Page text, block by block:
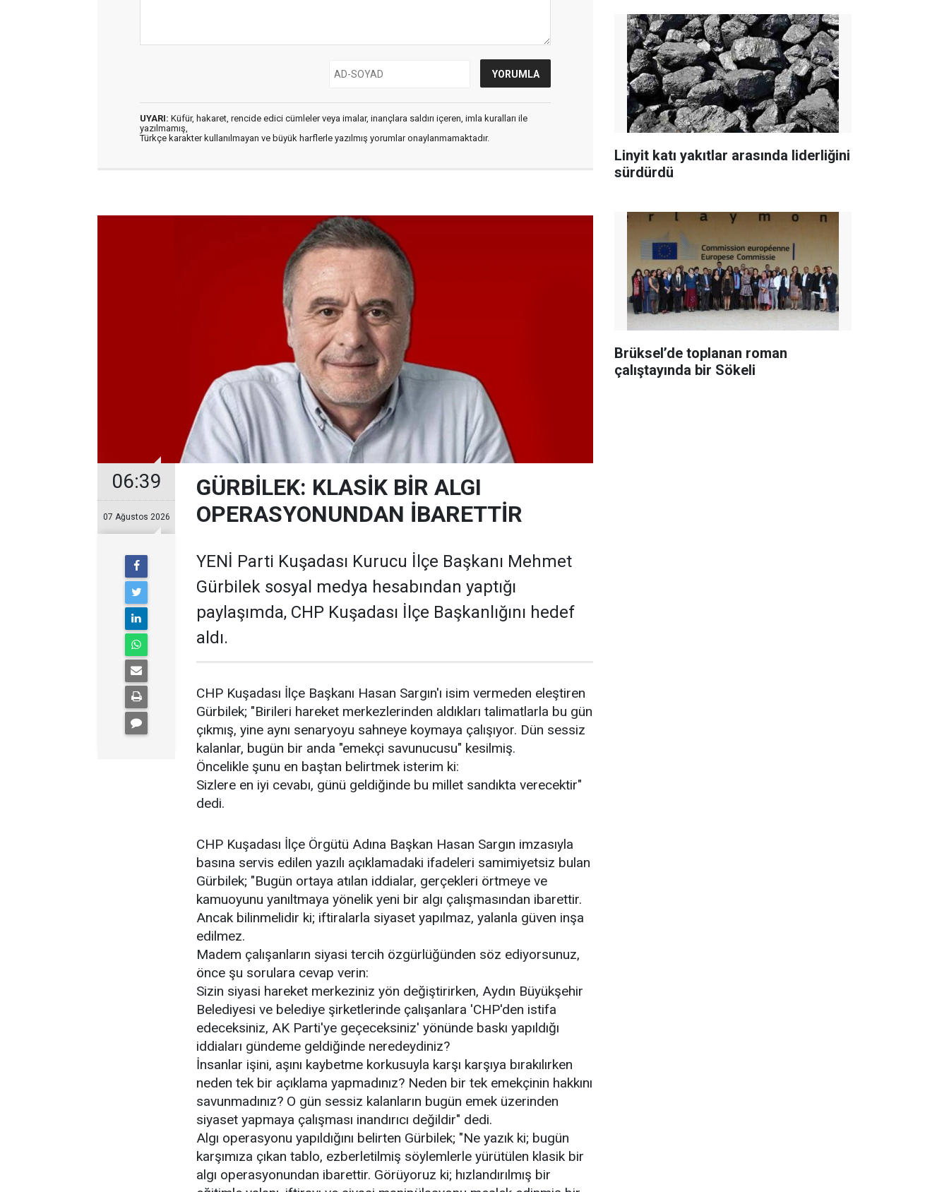
UYARI: Küfür, hakaret, rencide edici cümleler veya imalar, inançlara saldırı içeren, imla kuralları ile
yazılmamış,
Türkçe karakter kullanılmayan ve büyük harflerle yazılmış yorumlar onaylanmamaktadır.
06:39
07 Ağustos 2026
GÜRBİLEK: KLASİK BİR ALGI
OPERASYONUNDAN İBARETTİR
YENİ Parti Kuşadası Kurucu İlçe Başkanı Mehmet
Gürbilek sosyal medya hesabından yaptığı
paylaşımda, CHP Kuşadası İlçe Başkanlığını hedef
aldı.
CHP Kuşadası İlçe Başkanı Hasan Sargın'ı isim vermeden eleştiren
Gürbilek; "Birileri hareket merkezlerinden aldıkları talimatlarla bu gün
çıkmış, yine aynı senaryoyu sahneye koymaya çalışıyor. Dün sessiz
kalanlar, bugün bir anda "emekçi savunucusu" kesilmiş.
Öncelikle şunu en baştan belirtmek isterim ki:
Sizlere en iyi cevabı, günü geldiğinde bu millet sandıkta verecektir"
dedi.
CHP Kuşadası İlçe Örgütü Adına Başkan Hasan Sargın imzasıyla
basına servis edilen yazılı açıklamadaki ifadeleri samimiyetsiz bulan
Gürbilek; "Bugün ortaya atılan iddialar, gerçekleri örtmeye ve
kamuoyunu yanıltmaya yönelik yeni bir algı çalışmasından ibarettir.
Ancak bilinmelidir ki; iftiralarla siyaset yapılmaz, yalanla güven inşa
edilmez.
Madem çalışanların siyasi tercih özgürlüğünden söz ediyorsunuz,
önce şu sorulara cevap verin:
Sizin siyasi hareket merkeziniz yön değiştirirken, Aydın Büyükşehir
Belediyesi ve belediye şirketlerinde çalışanlara 'CHP'den istifa
edeceksiniz, AK Parti'ye geçeceksiniz' yönünde baskı yapıldığı
iddiaları gündeme geldiğinde neredeydiniz?
İnsanlar işini, aşını kaybetme korkusuyla karşı karşıya bırakılırken
neden tek bir açıklama yapmadınız? Neden bir tek emekçinin hakkını
savunmadınız? O gün sessiz kalanların bugün emek üzerinden
siyaset yapmaya çalışması inandırıcı değildir" dedi.
Algı operasyonu yapıldığını belirten Gürbilek; "Ne yazık ki; bugün
karşımıza çıkan tablo, ezberletilmiş söylemlerle yürütülen klasik bir
algı operasyonundan ibarettir. Görüyoruz ki; hızlandırılmış bir
Linyit katı yakıtlar arasında liderliğini
sürdürdü
Brüksel’de toplanan roman
çalıştayında bir Sökeli